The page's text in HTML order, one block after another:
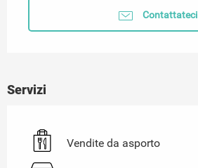
Contattateci
Servizi
Vendite da asporto